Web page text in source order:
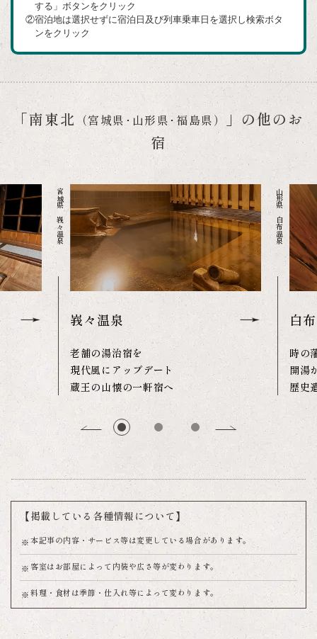
ウ
で
き
ま
する」ボタンをクリック
②宿泊地は選択せずに宿泊日及び列車乗車日を選択し検索ボタ
ンをクリック
「南東北 （宮城県･山形県･福島県）
」の他のお
宿
宮城県 峩々温泉
峩々温泉
老舗の湯治宿を
現代風にアップデート
蔵王の山懐の一軒宿へ
山形県 白布温泉
白
時の
開湯
歴史
【掲載している各種情報について】
本記事の内容・サービス等は変更している場合があります。
客室はお部屋によって内装や広さ等が変わります。
料理・食材は季節・仕入れ等によって変わります。